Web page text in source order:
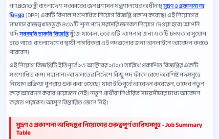
গণপ্রজাতন্ত্রী বাংলাদেশ সরকারের জনপ্রশাসন মন্ত্রণালয়ের অধীনস্থমুদ্রণ ও প্রকাশনা অ
ধিদপ্তর(DPP) একটি বিশাল সংশোধিত নিয়োগ বিজ্ঞপ্তি প্রকাশ করেছে। এই নিয়োগের
মাধ্যমে রাজস্বখাতভুক্ত ৪৩১টি শূন্য পদে সরাসরি জনবল নিয়োগ দেওয়া হবে। আপনি
যদিসরকারি চাকরি বিজ্ঞপ্তিখুঁজে থাকেন, তবে এটি আপনার জন্য একটি চমৎকার সুযোগ
হতে পারে। বাংলাদেশের স্থায়ী নাগরিকরা এই পদগুলোর জন্য অনলাইনে আবেদন করতে
পারবেন।
এই নিয়োগ বিজ্ঞপ্তিটি ইতিপূর্বে ২৩ অক্টোবর ২০২৩ তারিখে প্রকাশিত বিজ্ঞপ্তির একটি
সংশোধিত রূপ। মহামান্য আদালতের নির্দেশে কিছু পদ ফাঁকা রেখে অবশিষ্ট পদসমূহে
নিয়োগ প্রক্রিয়া পুনরায় শুরু করা হয়েছে। যারা ইতিপূর্বে আবেদন করেছেন, তাদের নতুন
করে আবেদন করার প্রয়োজন নেই। নতুন প্রার্থীরা নির্ধারিত সময়সীমার মধ্যে আবেদন
করতে পারবেন। আসুন বিস্তারিত জেনে নিই।
মুদ্রণ ও প্রকাশনা অধিদপ্তর নিয়োগের গুরুত্বপূর্ণ তারিখসমূহ - Job Summary
Table